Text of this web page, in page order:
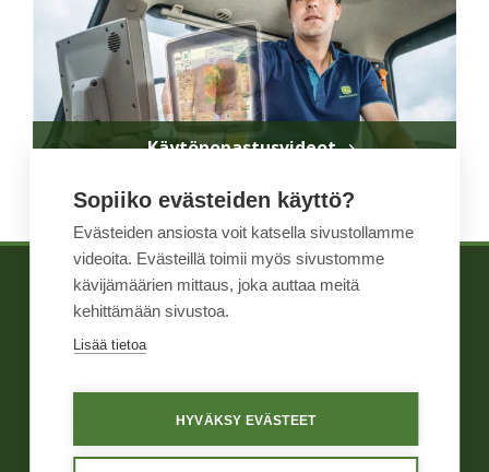
Käytönopastusvideot
TIETOA MEISTÄ
TUOTTEET
Yleiset ehdotNäin me toimimme
Sopiiko evästeiden käyttö?
Evästeiden ansiosta voit katsella sivustollamme
videoita. Evästeillä toimii myös sivustomme
kävijämäärien mittaus, joka auttaa meitä
kehittämään sivustoa.
Lisää tietoa
HYVÄKSY EVÄSTEET